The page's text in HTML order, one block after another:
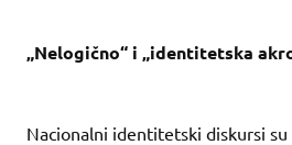
„Nelogično“ i „identitetska
Nacionalni identitetski diskursi